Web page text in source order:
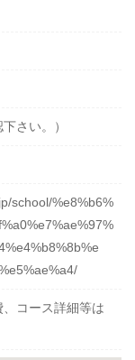
さい。）
school/%e8%b6%
コース詳細等は